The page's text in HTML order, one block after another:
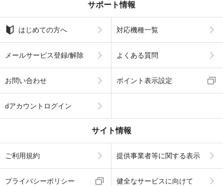
サポート情報
はじめての方へ 対応機種一覧
メールサービス登録/解除 よくある質問
お問い合わせ ポイント表示設定
dアカウントログイン
サイト情報
ご利用規約 提供事業者等に関する表示
プライバシーポリシー 健全なサービスに向けて